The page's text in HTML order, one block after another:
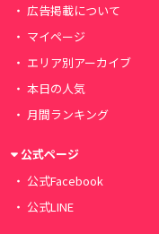
広告掲載について
マイページ
エリア別アーカイブ
本日の人気
月間ランキング
公式ページ
公式Facebook
公式LINE